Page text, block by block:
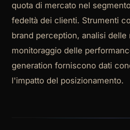
quota di mercato nel
fedeltà dei clienti. Strumenti
brand perception, analisi
monitoraggio delle
generation forniscono dati
l'impatto del posizionamento.